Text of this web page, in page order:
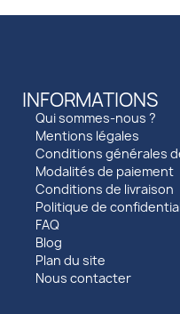
INFORMATIONS
Qui sommes-nous ?
Mentions légales
Conditions générales
Modalités de paiement
Conditions de livraison
Politique de
FAQ
Blog
Plan du site
Nous contacter